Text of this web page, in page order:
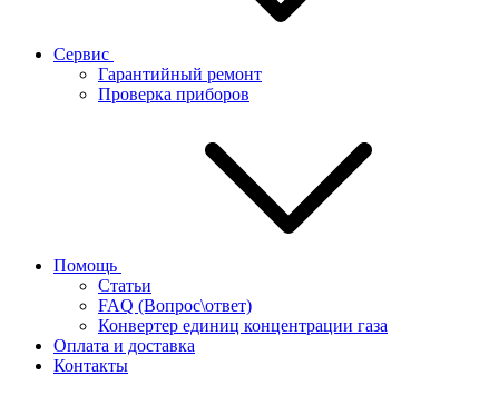
Сервис
Гарантийный ремонт
Проверка приборов
Помощь
Статьи
FAQ (Вопрос\ответ)
Конвертер единиц концентрации газа
Оплата и доставка
Контакты